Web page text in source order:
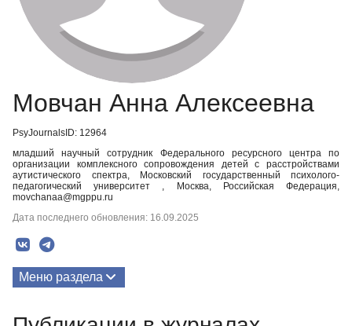
Мовчан Анна Алексеевна
PsyJournalsID: 12964
младший научный сотрудник Федерального ресурсного центра по
организации комплексного сопровождения детей с расстройствами
аутистического спектра, Московский государственный психолого-
педагогический университет , Москва, Российская Федерация,
movchanaa@mgppu.ru
Дата последнего обновления: 16.09.2025
Меню раздела